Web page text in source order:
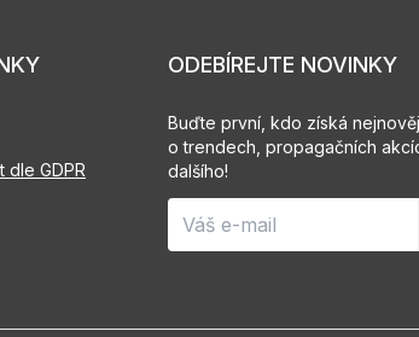
GDPR
ODEBÍREJTE NOVINKY
Buďte první, kdo získá
o trendech, propagačních
dalšího!